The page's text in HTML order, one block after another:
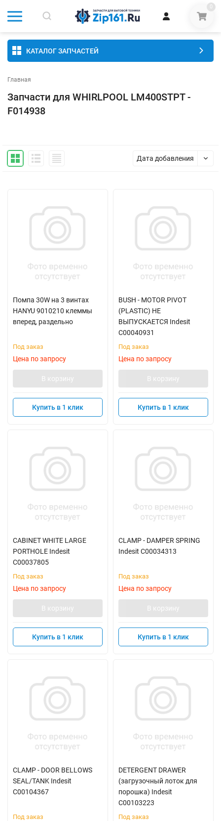
0
КАТАЛОГ ЗАПЧАСТЕЙ
Главная
Запчасти для WHIRLPOOL LM400STPT -
F014938
Дата добавления
Помпа 30W на 3 винтах
HANYU 9010210 клеммы
вперед, раздельно
Под заказ
Цена по запросу
В корзину
Купить в 1 клик
BUSH - MOTOR PIVOT
(PLASTIC) НЕ
ВЫПУСКАЕТСЯ Indesit
C00040931
Под заказ
Цена по запросу
В корзину
Купить в 1 клик
CABINET WHITE LARGE
PORTHOLE Indesit
C00037805
Под заказ
Цена по запросу
В корзину
Купить в 1 клик
CLAMP - DAMPER SPRING
Indesit C00034313
Под заказ
Цена по запросу
В корзину
Купить в 1 клик
CLAMP - DOOR BELLOWS
SEAL/TANK Indesit
C00104367
Под заказ
DETERGENT DRAWER
(загрузочный лоток для
порошка) Indesit
C00103223
Под заказ